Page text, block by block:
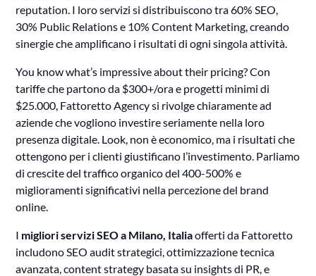
reputation. I loro servizi si distribuiscono tra 60% SEO,
30% Public Relations e 10% Content Marketing, creando
sinergie che amplificano i risultati di ogni singola attività.
You know what’s impressive about their pricing? Con
tariffe che partono da $300+/ora e progetti minimi di
$25.000, Fattoretto Agency si rivolge chiaramente ad
aziende che vogliono investire seriamente nella loro
presenza digitale. Look, non è economico, ma i risultati che
ottengono per i clienti giustificano l’investimento. Parliamo
di crescite del traffico organico del 400-500% e
miglioramenti significativi nella percezione del brand
online.
I migliori servizi SEO a Milano, Italiaofferti da Fattoretto
includono SEO audit strategici, ottimizzazione tecnica
avanzata, content strategy basata su insights di PR, e